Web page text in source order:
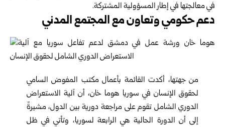
في معالجتها في إطار المسؤولية المشتركة.
دعم حكومي وتعاون مع المجتمع المدني
من جهتها، أكدت القائمة بأعمال مكتب المفوض السامي
لحقوق الإنسان في سوريا هوما خان، أن آلية الاستعراض
الدوري الشامل تقوم على مراجعة دورية بين الدول، مشيرةً
إلى أن الدورة الحالية هي الرابعة لسوريا، وتأتي في ظل